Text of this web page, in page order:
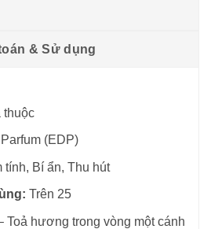
& Sử dụng
thuộc
(EDP)
tính, Bí ẩn, Thu hút
Trên 25
Toả hương trong vòng một cánh